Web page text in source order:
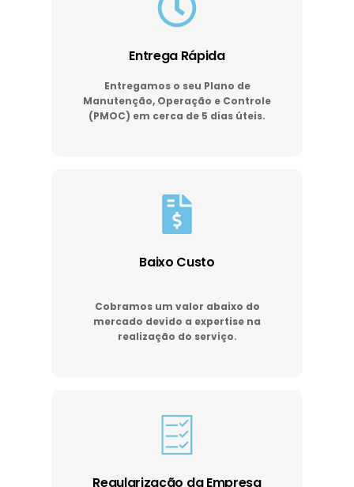
Entrega Rápida
Entregamos o seu Plano de
Manutenção, Operação e Controle
(PMOC) em cerca de 5 dias úteis.
Baixo Custo
Cobramos um valor abaixo do
mercado devido a expertise na
realização do serviço.
Regularização da Empresa